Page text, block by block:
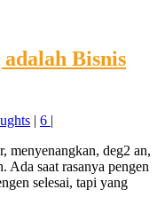
Bisnis
| 6 |
menyenangkan, deg2 an,
Ada saat rasanya pengen
selesai, tapi yang